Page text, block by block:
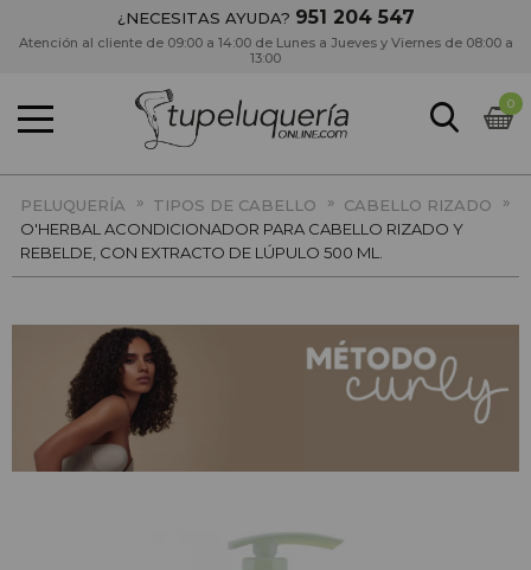
¿NECESITAS AYUDA? 951 204 547
Atención al cliente de 09:00 a 14:00 de Lunes a Jueves y Viernes de 08:00 a
13:00
0
PELUQUERÍA » TIPOS DE CABELLO » CABELLO RIZADO
»
O'HERBAL ACONDICIONADOR PARA CABELLO RIZADO Y
REBELDE, CON EXTRACTO DE LÚPULO 500 ML.